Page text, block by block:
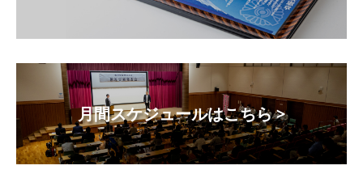
月間スケジュールはこちら >